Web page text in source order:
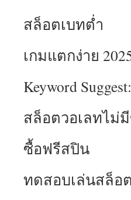
สล็อตเบทต่ำ
เกมแตกง่าย
Keyword Suggest:
สล็อตวอเลทไม่
ซื้อฟรีสปิน
ทดสอบเล่นสล็อ